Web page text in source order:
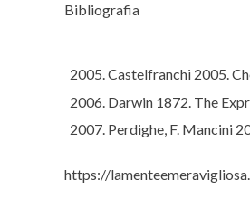
Bibliografia
Castelfranchi 2005.
Darwin 1872. The
Perdighe, F. Mancini
https://